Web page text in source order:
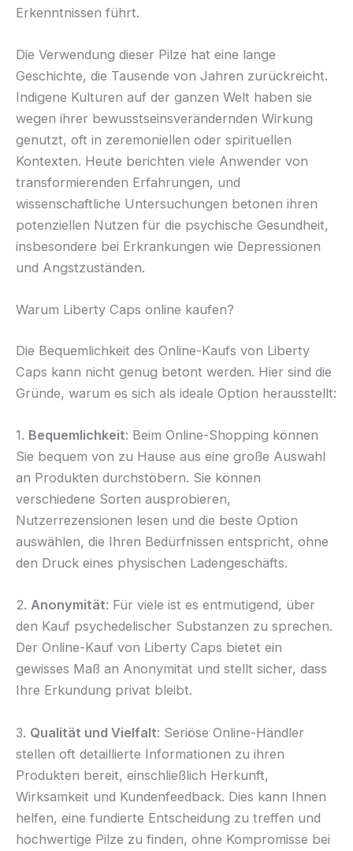
Erkenntnissen führt.
Die Verwendung dieser Pilze hat eine lange
Geschichte, die Tausende von Jahren zurückreicht.
Indigene Kulturen auf der ganzen Welt haben sie
wegen ihrer bewusstseinsverändernden Wirkung
genutzt, oft in zeremoniellen oder spirituellen
Kontexten. Heute berichten viele Anwender von
transformierenden Erfahrungen, und
wissenschaftliche Untersuchungen betonen ihren
potenziellen Nutzen für die psychische Gesundheit,
insbesondere bei Erkrankungen wie Depressionen
und Angstzuständen.
Warum Liberty Caps online kaufen?
Die Bequemlichkeit des Online-Kaufs von Liberty
Caps kann nicht genug betont werden. Hier sind die
Gründe, warum es sich als ideale Option herausstellt:
1. Bequemlichkeit: Beim Online-Shopping können
Sie bequem von zu Hause aus eine große Auswahl
an Produkten durchstöbern. Sie können
verschiedene Sorten ausprobieren,
Nutzerrezensionen lesen und die beste Option
auswählen, die Ihren Bedürfnissen entspricht, ohne
den Druck eines physischen Ladengeschäfts.
2. Anonymität: Für viele ist es entmutigend, über
den Kauf psychedelischer Substanzen zu sprechen.
Der Online-Kauf von Liberty Caps bietet ein
gewisses Maß an Anonymität und stellt sicher, dass
Ihre Erkundung privat bleibt.
3. Qualität und Vielfalt: Seriöse Online-Händler
stellen oft detaillierte Informationen zu ihren
Produkten bereit, einschließlich Herkunft,
Wirksamkeit und Kundenfeedback. Dies kann Ihnen
helfen, eine fundierte Entscheidung zu treffen und
hochwertige Pilze zu finden, ohne Kompromisse bei